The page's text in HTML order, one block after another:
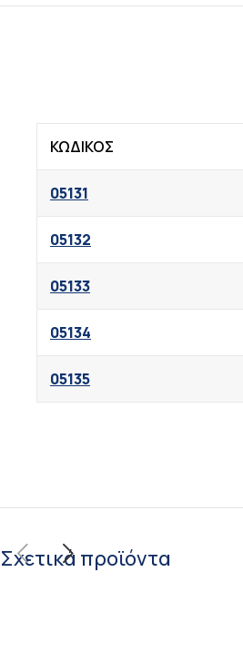
ΚΩΔΙΚΟΣ
05131
05132
05133
05134
05135
Σχετικά προϊόντα